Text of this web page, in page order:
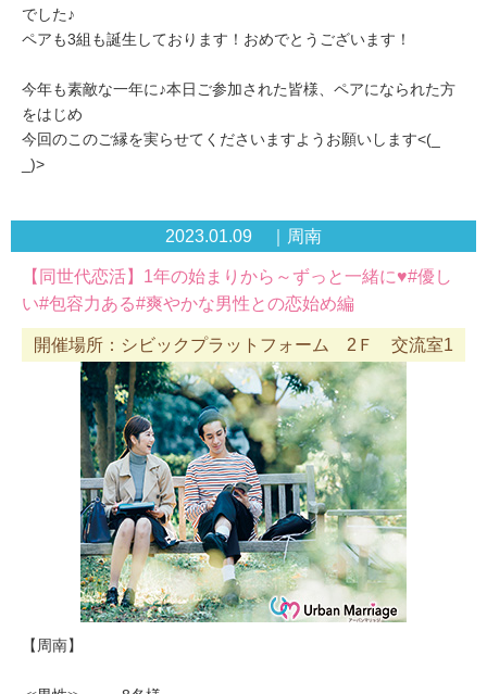
でした♪
ペアも3組も誕生しております！おめでとうございます！
今年も素敵な一年に♪本日ご参加された皆様、ペアになられた方
をはじめ
今回のこのご縁を実らせてくださいますようお願いします<(_
_)>
2023.01.09 ｜周南
【同世代恋活】1年の始まりから～ずっと一緒に♥#優し
い#包容力ある#爽やかな男性との恋始め編
開催場所：シビックプラットフォーム 2Ｆ 交流室1
【周南】